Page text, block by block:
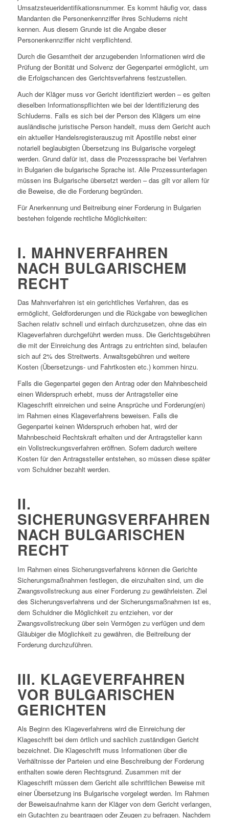
Umsatzsteueridentifikationsnummer. Es kommt häufig vor, dass
Mandanten die Personenkennziffer ihres Schluderns nicht
kennen. Aus diesem Grunde ist die Angabe dieser
Personenkennziffer nicht verpflichtend.
Durch die Gesamtheit der anzugebenden Informationen wird die
Prüfung der Bonität und Solvenz der Gegenpartei ermöglicht, um
die Erfolgschancen des Gerichtsverfahrens festzustellen.
Auch der Kläger muss vor Gericht identifiziert werden – es gelten
dieselben Informationspflichten wie bei der Identifizierung des
Schluderns. Falls es sich bei der Person des Klägers um eine
ausländische juristische Person handelt, muss dem Gericht auch
ein aktueller Handelsregisterauszug mit Apostille nebst einer
notariell beglaubigten Übersetzung ins Bulgarische vorgelegt
werden. Grund dafür ist, dass die Prozesssprache bei Verfahren
in Bulgarien die bulgarische Sprache ist. Alle Prozessunterlagen
müssen ins Bulgarische übersetzt werden – das gilt vor allem für
die Beweise, die die Forderung begründen.
Für Anerkennung und Beitreibung einer Forderung in Bulgarien
bestehen folgende rechtliche Möglichkeiten:
I. MAHNVERFAHREN
NACH BULGARISCHEM
RECHT
Das Mahnverfahren ist ein gerichtliches Verfahren, das es
ermöglicht, Geldforderungen und die Rückgabe von beweglichen
Sachen relativ schnell und einfach durchzusetzen, ohne das ein
Klageverfahren durchgeführt werden muss. Die Gerichtsgebühren
die mit der Einreichung des Antrags zu entrichten sind, belaufen
sich auf 2% des Streitwerts. Anwaltsgebühren und weitere
Kosten (Übersetzungs- und Fahrtkosten etc.) kommen hinzu.
Falls die Gegenpartei gegen den Antrag oder den Mahnbescheid
einen Widerspruch erhebt, muss der Antragsteller eine
Klageschrift einreichen und seine Ansprüche und Forderung(en)
im Rahmen eines Klageverfahrens beweisen. Falls die
Gegenpartei keinen Widerspruch erhoben hat, wird der
Mahnbescheid Rechtskraft erhalten und der Antragsteller kann
ein Vollstreckungsverfahren eröffnen. Sofern dadurch weitere
Kosten für den Antragssteller entstehen, so müssen diese später
vom Schuldner bezahlt werden.
II.
SICHERUNGSVERFAHREN
NACH BULGARISCHEN
RECHT
Im Rahmen eines Sicherungsverfahrens können die Gerichte
Sicherungsmaßnahmen festlegen, die einzuhalten sind, um die
Zwangsvollstreckung aus einer Forderung zu gewährleisten. Ziel
des Sicherungsverfahrens und der Sicherungsmaßnahmen ist es,
dem Schuldner die Möglichkeit zu entziehen, vor der
Zwangsvollstreckung über sein Vermögen zu verfügen und dem
Gläubiger die Möglichkeit zu gewähren, die Beitreibung der
Forderung durchzuführen.
III. KLAGEVERFAHREN
VOR BULGARISCHEN
GERICHTEN
Als Beginn des Klageverfahrens wird die Einreichung der
Klageschrift bei dem örtlich und sachlich zuständigen Gericht
bezeichnet. Die Klageschrift muss Informationen über die
Verhältnisse der Parteien und eine Beschreibung der Forderung
enthalten sowie deren Rechtsgrund. Zusammen mit der
Klageschrift müssen dem Gericht alle schriftlichen Beweise mit
einer Übersetzung ins Bulgarische vorgelegt werden. Im Rahmen
der Beweisaufnahme kann der Kläger von dem Gericht verlangen,
ein Gutachten zu beantragen oder Zeugen zu befragen. Nachdem